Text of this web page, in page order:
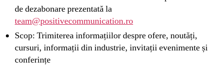
de dezabonare prezentată la
team@positivecommunication.ro
Scop: Trimiterea informațiilor despre ofere, noutăți,
cursuri, informații din industrie, invitații evenimente și
conferințe